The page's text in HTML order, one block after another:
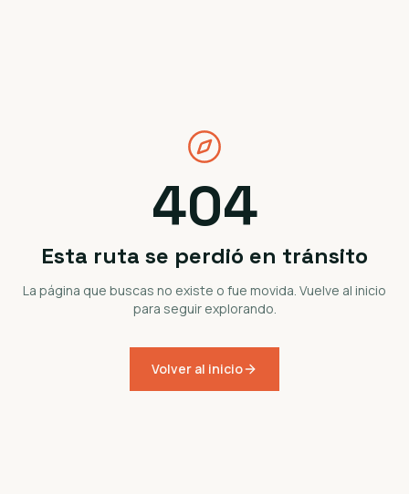
404
Esta ruta se perdió en tránsito
La página que buscas no existe o fue movida. Vuelve al inicio
para seguir explorando.
Volver al inicio